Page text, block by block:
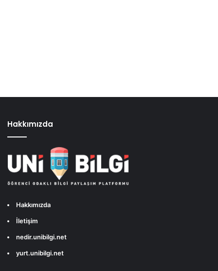
Hakkımızda
Hakkımızda
İletişim
nedir.unibilgi.net
yurt.unibilgi.net